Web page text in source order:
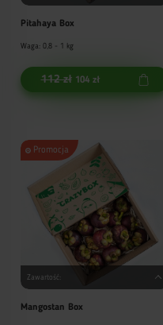
Pitahaya Box
Waga: 0,8 - 1 kg
112 zł 104 zł
Promocja
Zawartość:
Mangostan Box